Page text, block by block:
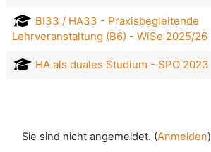
BI33 / HA33 - Praxisbegleitende
Lehrveranstaltung (B6) - WiSe 2025/26
HA als duales Studium - SPO 2023
Sie sind nicht angemeldet. (Anmelden)